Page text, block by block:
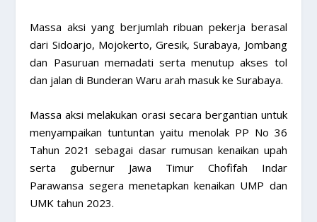
Massa aksi yang berjumlah ribuan pekerja berasal
dari Sidoarjo, Mojokerto, Gresik, Surabaya, Jombang
dan Pasuruan memadati serta menutup akses tol
dan jalan di Bunderan Waru arah masuk ke Surabaya.
Massa aksi melakukan orasi secara bergantian untuk
menyampaikan tuntuntan yaitu menolak PP No 36
Tahun 2021 sebagai dasar rumusan kenaikan upah
serta gubernur Jawa Timur Chofifah Indar
Parawansa segera menetapkan kenaikan UMP dan
UMK tahun 2023.